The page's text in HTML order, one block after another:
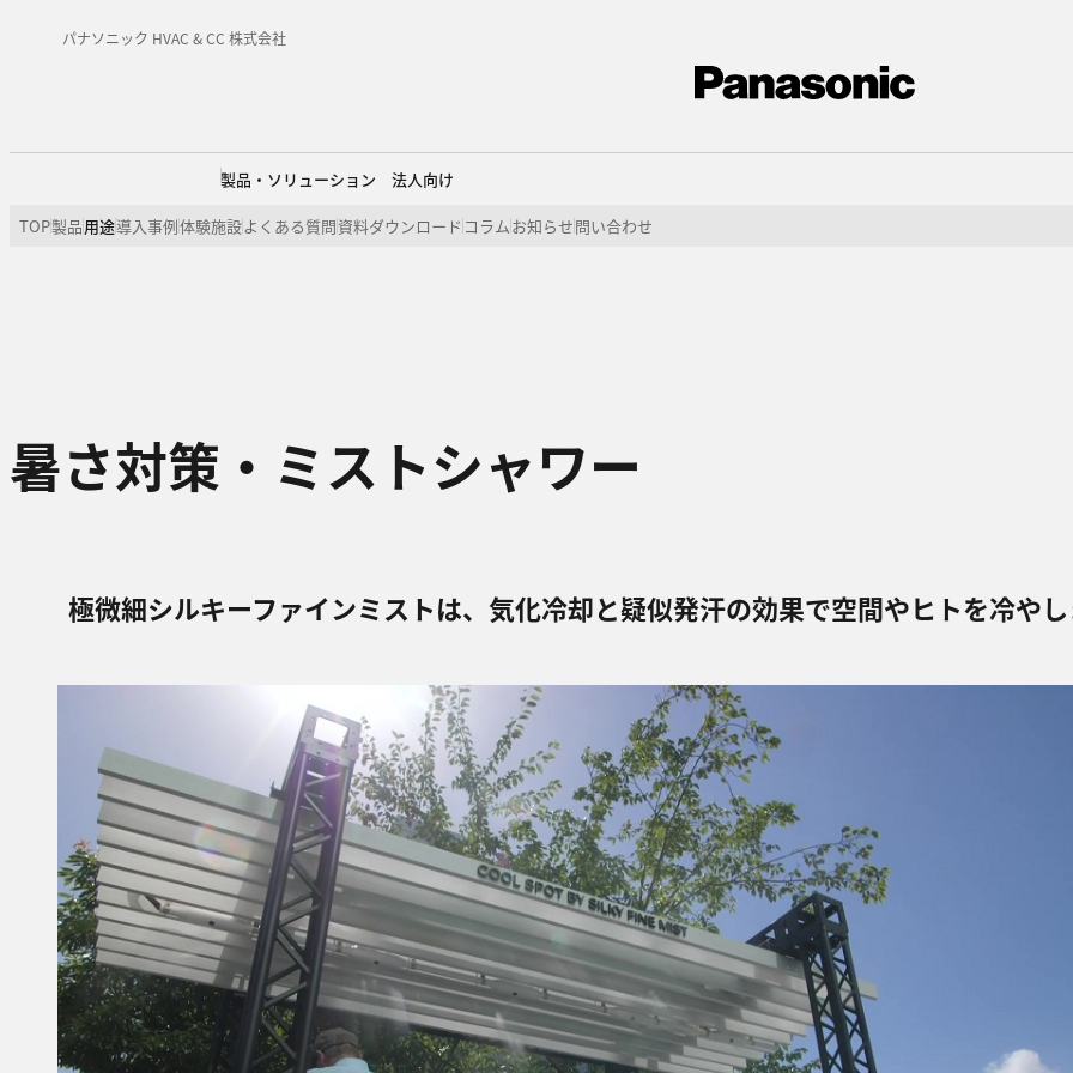
パナソニック HVAC & CC 株式会社
製品・ソリューション 法人向け
TOP製品用途導入事例体験施設よくある質問資料ダウンロード コラムお知らせ問い合わせ
暑さ対策・ミストシャワー
極微細シルキーファインミストは、気化冷却と疑似発汗の効果で空間やヒトを冷や